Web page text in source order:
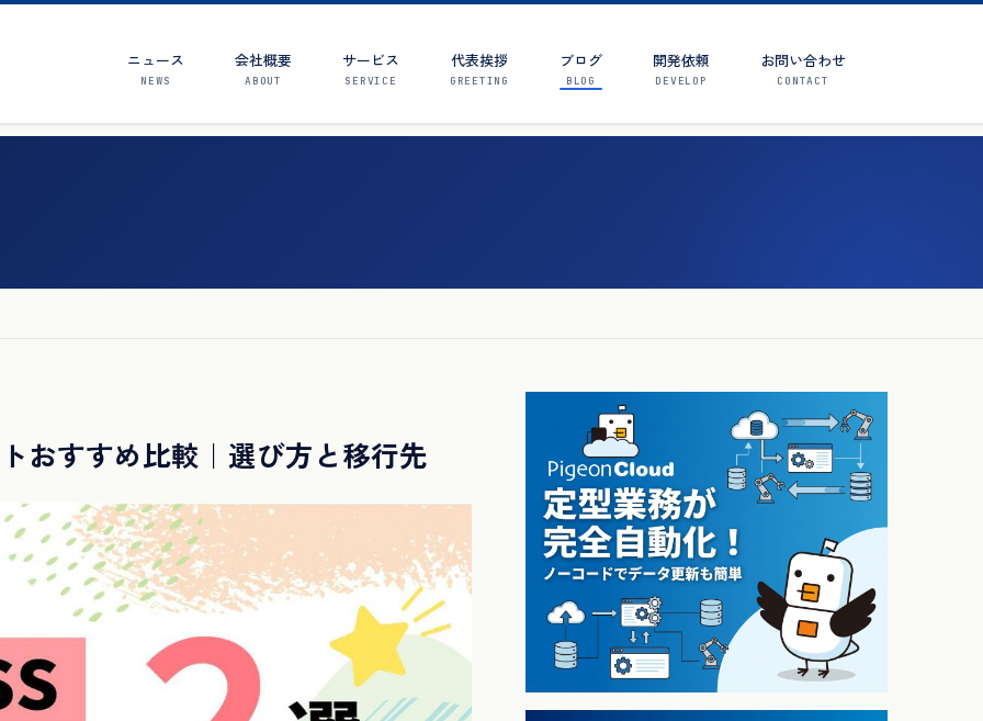
ニュース
NEWS
会社概要
ABOUT
サービス
SERVICE
代表挨拶
GREETING
ブログ
BLOG
開発依頼
DEVELOP
お問い合わせ
CONTACT
おすすめ比較｜選び方と移行先